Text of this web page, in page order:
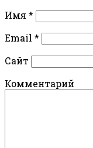
Имя *
Email *
Сайт
Комментарий